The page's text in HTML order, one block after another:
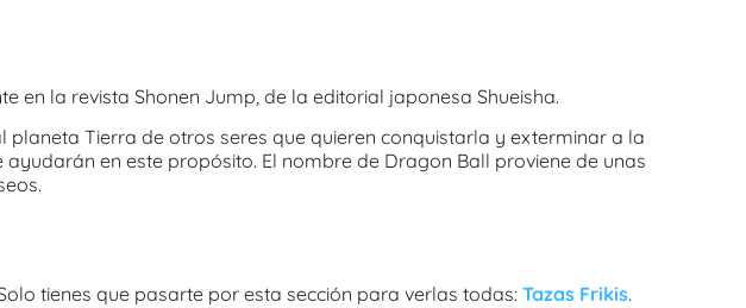
en la revista Shonen Jump, de la editorial japonesa Shueisha.
Tierra de otros seres que quieren conquistarla y exterminar a la
en este propósito. El nombre de Dragon Ball proviene de unas
tienes que pasarte por esta sección para verlas todas: Tazas Frikis.